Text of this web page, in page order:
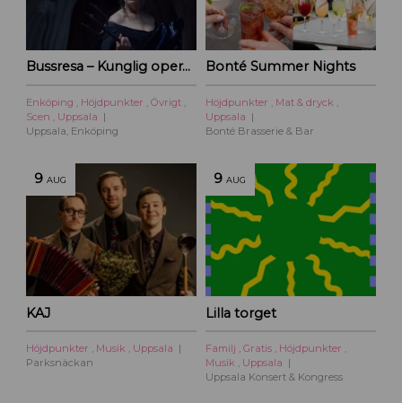
Bussresa – Kunglig operakväll vid Ulriksdal 2026
Enköping Höjdpunkter Övrigt
Scen
Uppsala
Uppsala, Enköping
Bonté Summer Nights
Höjdpunkter Mat & dryck
Uppsala
Bonté Brasserie & Bar
9 AUG
KAJ
Höjdpunkter , Musik , Uppsala
Parksnäckan
9 AUG
Lilla torget
Familj , Gratis , Höjdpunkter ,
Musik , Uppsala
Uppsala Konsert & Kongress